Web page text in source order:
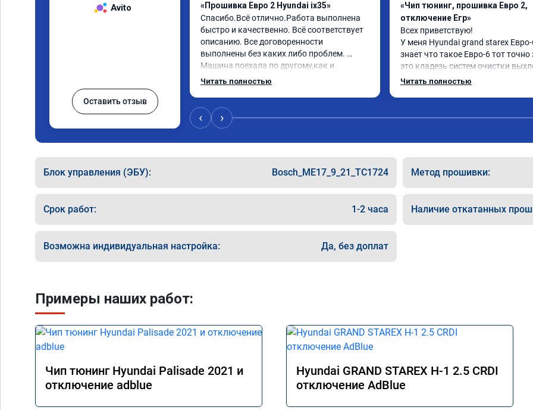
Avito
Оставить отзыв
«Прошивка Евро 2 Hyundai ix35»
Спасибо.Всё отлично.Работа выполнена
быстро и качественно. Всё соответствует
описанию. Все договоренности
выполнены без каких либо проблем.
Машина поехала по другому,как и
обещали. Всё понравилось. Рекомендую
Читать полностью
«Чип тюнинг, прошивка Евро 2,
отключение Егр»
Всех приветствую!
У меня Hyundai grand starex
знает что такое Евро-6 тот точно
это кладезь систем очистки
газов, там и ЕГР и мочевина,
Главное!!!! Машина стала ракетой
поехало, ничего теперь не мешает
двигаться в оживленном городе,
маневренность +1000 сразу.
В общем рекомендую. Всем
прямого пути!
Читать полностью
‹ ›
Блок управления (ЭБУ): Bosch_ME17_9_21_TC1724 Метод прошивки:
Срок работ: 1-2 часа Наличие откатанных
Возможна индивидуальная настройка: Да, без доплат
Примеры наших работ:
Чип тюнинг Hyundai Palisade 2021 и
отключение adblue
Hyundai GRAND STAREX H-1 2.5 CRDI
отключение AdBlue